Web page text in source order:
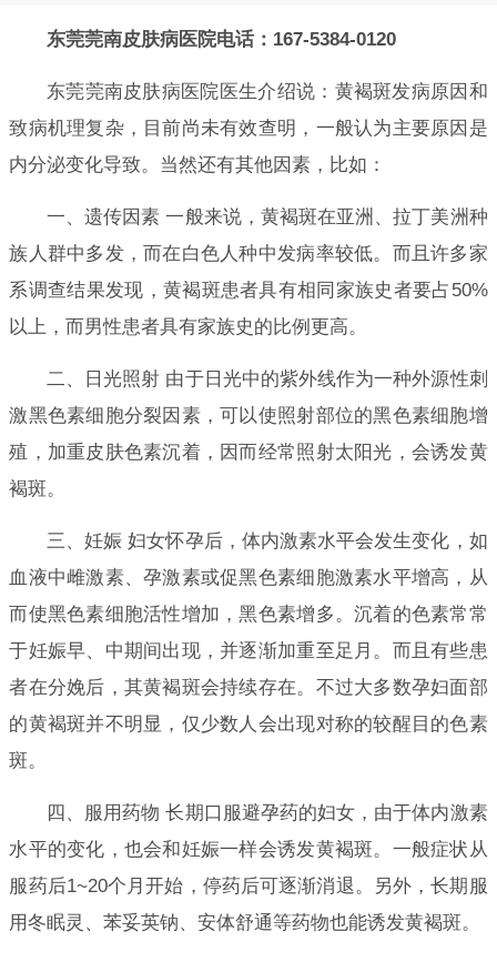
东莞莞南皮肤病医院电话：167-5384-0120
东莞莞南皮肤病医院医生介绍说：黄褐斑发病原因和
致病机理复杂，目前尚未有效查明，一般认为主要原因是
内分泌变化导致。当然还有其他因素，比如：
一、遗传因素 一般来说，黄褐斑在亚洲、拉丁美洲种
族人群中多发，而在白色人种中发病率较低。而且许多家
系调查结果发现，黄褐斑患者具有相同家族史者要占50%
以上，而男性患者具有家族史的比例更高。
二、日光照射 由于日光中的紫外线作为一种外源性刺
激黑色素细胞分裂因素，可以使照射部位的黑色素细胞增
殖，加重皮肤色素沉着，因而经常照射太阳光，会诱发黄
褐斑。
三、妊娠 妇女怀孕后，体内激素水平会发生变化，如
血液中雌激素、孕激素或促黑色素细胞激素水平增高，从
而使黑色素细胞活性增加，黑色素增多。沉着的色素常常
于妊娠早、中期间出现，并逐渐加重至足月。而且有些患
者在分娩后，其黄褐斑会持续存在。不过大多数孕妇面部
的黄褐斑并不明显，仅少数人会出现对称的较醒目的色素
斑。
四、服用药物 长期口服避孕药的妇女，由于体内激素
水平的变化，也会和妊娠一样会诱发黄褐斑。一般症状从
服药后1~20个月开始，停药后可逐渐消退。另外，长期服
用冬眠灵、苯妥英钠、安体舒通等药物也能诱发黄褐斑。